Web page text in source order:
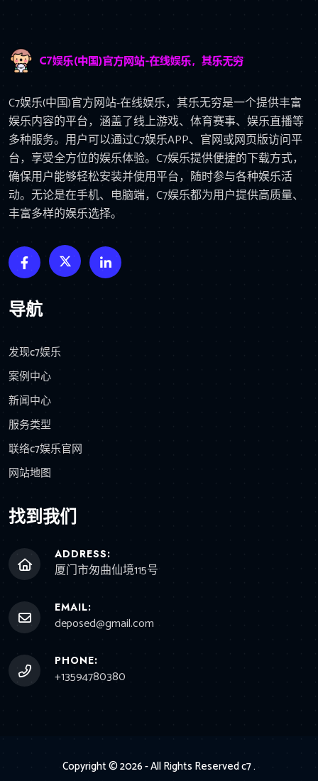
C7娱乐(中国)官方网站-在线娱乐，其乐无穷是一个提供丰富
娱乐内容的平台，涵盖了线上游戏、体育赛事、娱乐直播等
多种服务。用户可以通过C7娱乐APP、官网或网页版访问平
台，享受全方位的娱乐体验。C7娱乐提供便捷的下载方式，
确保用户能够轻松安装并使用平台，随时参与各种娱乐活
动。无论是在手机、电脑端，C7娱乐都为用户提供高质量、
丰富多样的娱乐选择。
导航
发现c7娱乐
案例中心
新闻中心
服务类型
联络c7娱乐官网
网站地图
找到我们
ADDRESS:
厦门市匆曲仙境115号
EMAIL:
deposed@gmail.com
PHONE:
+13594780380
Copyright © 2026 - All Rights Reservedc7.